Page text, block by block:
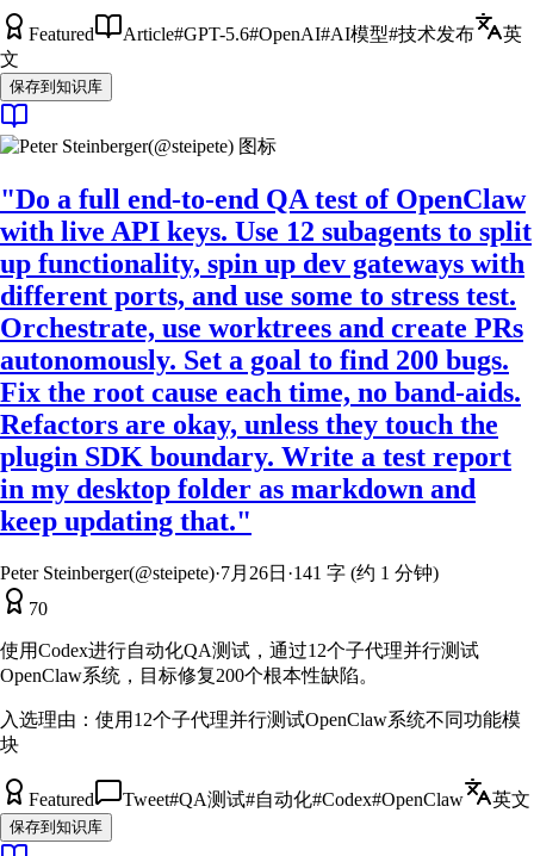
Featured Article#GPT-5.6#OpenAI#AI模型#技术发布
英
文
保存到知识库
"Do a full end-to-end QA test of OpenClaw
with live API keys. Use 12 subagents to split
up functionality, spin up dev gateways with
different ports, and use some to stress test.
Orchestrate, use worktrees and create PRs
autonomously. Set a goal to find 200 bugs.
Fix the root cause each time, no band-aids.
Refactors are okay, unless they touch the
plugin SDK boundary. Write a test report
in my desktop folder as markdown and
keep updating that."
Peter Steinberger(@steipete)·7月26日 ·141 字 (约 1 分钟)
70
使用Codex进行自动化QA测试，通过12个子代理并行测试
OpenClaw系统，目标修复200个根本性缺陷。
入选理由： 使用12个子代理并行测试OpenClaw系统不同功能模
块
Featured Tweet#QA测试#自动化#Codex#OpenClaw 英文
保存到知识库